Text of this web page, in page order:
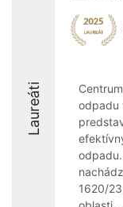
Laureáti
odpadu
1620/